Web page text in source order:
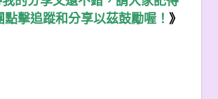
點擊追蹤和分享以茲鼓勵喔！ 》